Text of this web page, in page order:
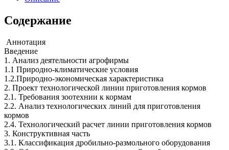
Содержание
Аннотация
Введение
1. Анализ деятельности агрофирмы
1.1 Природно-климатические условия
1.2.Природно-экономическая характеристика
2. Проект технологической линии приготовления кормов
2.1. Требования зоотехнии к кормам
2.2. Анализ технологических линий для приготовления
кормов
2.4. Технологический расчет линии приготовления кормов
3. Конструктивная часть
3.1. Классификация дробильно-размольного оборудования